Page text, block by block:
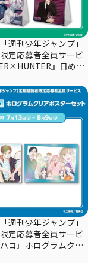
週刊少年ジャンプ」
定応募者全員サービ
』日めく
週刊少年ジャンプ」
定応募者全員サービ
コ』ホログラムクリ